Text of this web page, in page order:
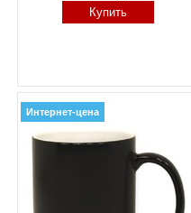
Купить
Интернет-цена